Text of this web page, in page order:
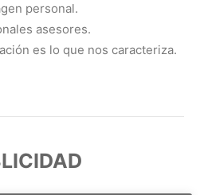
personal.
asesores.
es lo que nos caracteriza.